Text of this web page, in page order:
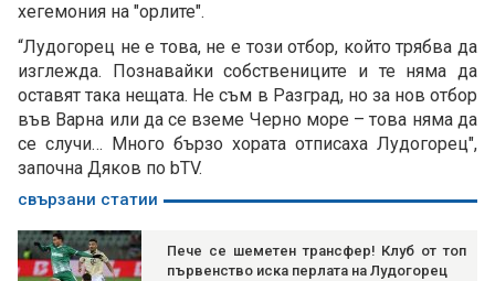
хегемония на "орлите".
“Лудогорец не е това, не е този отбор, който трябва да
изглежда. Познавайки собствениците и те няма да
оставят така нещата. Не съм в Разград, но за нов отбор
във Варна или да се вземе Черно море – това няма да
се случи… Много бързо хората отписаха Лудогорец",
започна Дяков по bTV.
свързани статии
Пече се шеметен трансфер! Клуб от топ
първенство иска перлата на Лудогорец